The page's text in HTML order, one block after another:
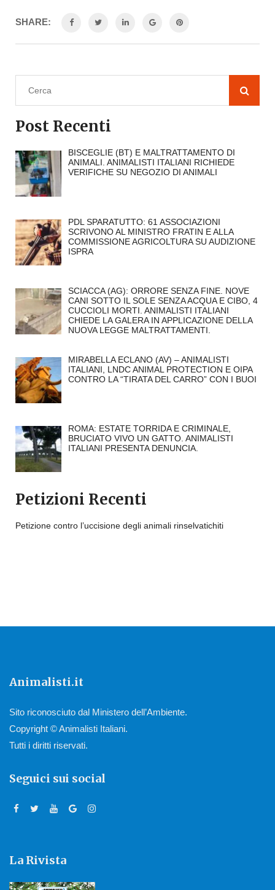
SHARE:
Post Recenti
BISCEGLIE (BT) E MALTRATTAMENTO DI
ANIMALI. ANIMALISTI ITALIANI RICHIEDE
VERIFICHE SU NEGOZIO DI ANIMALI
PDL SPARATUTTO: 61 ASSOCIAZIONI
SCRIVONO AL MINISTRO FRATIN E ALLA
COMMISSIONE AGRICOLTURA SU AUDIZIONE
ISPRA
SCIACCA (AG): ORRORE SENZA FINE. NOVE
CANI SOTTO IL SOLE SENZA ACQUA E CIBO, 4
CUCCIOLI MORTI. ANIMALISTI ITALIANI
CHIEDE LA GALERA IN APPLICAZIONE DELLA
NUOVA LEGGE MALTRATTAMENTI.
MIRABELLA ECLANO (AV) – ANIMALISTI
ITALIANI, LNDC ANIMAL PROTECTION E OIPA
CONTRO LA “TIRATA DEL CARRO” CON I BUOI
ROMA: ESTATE TORRIDA E CRIMINALE,
BRUCIATO VIVO UN GATTO. ANIMALISTI
ITALIANI PRESENTA DENUNCIA.
Petizioni Recenti
Petizione contro l’uccisione degli animali rinselvatichiti
Animalisti.it
Sito riconosciuto dal Ministero dell’Ambiente.
Copyright © Animalisti Italiani.
Tutti i diritti riservati.
Seguici sui social
La Rivista